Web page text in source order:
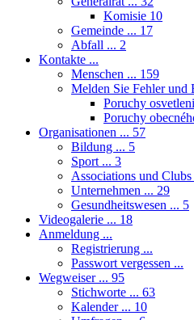
Komisie 10
Gemeinde ... 17
Abfall ... 2
Kontakte ...
Menschen ... 159
Melden Sie Fehler und
Poruchy
Poruchy
Organisationen ... 57
Bildung ... 5
Sport ... 3
Associations und Clubs
Unternehmen ... 29
Gesundheitswesen ... 5
Videogalerie ... 18
Anmeldung ...
Registrierung ...
Passwort vergessen ...
Wegweiser ... 95
Stichworte ... 63
Kalender ... 10